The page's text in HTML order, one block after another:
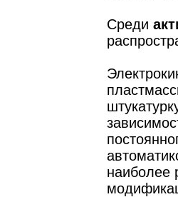
Среди
наиболее